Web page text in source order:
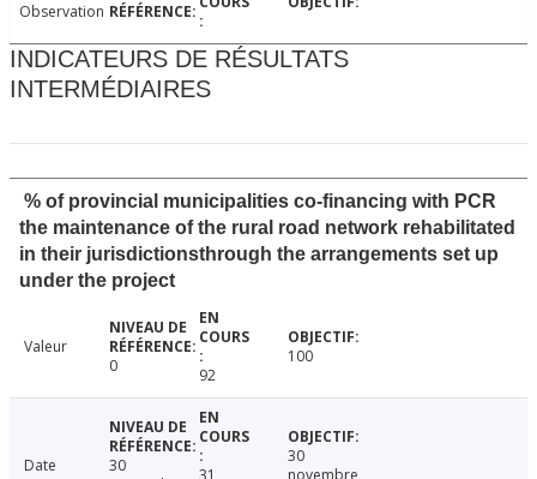
Observation
INDICATEURS DE RÉSULTATS
INTERMÉDIAIRES
% of provincial municipalities co-financing with PCR
the maintenance of the rural road network rehabilitated
in their jurisdictionsthrough the arrangements set up
under the project
Valeur
0
92
100
Date
30
30